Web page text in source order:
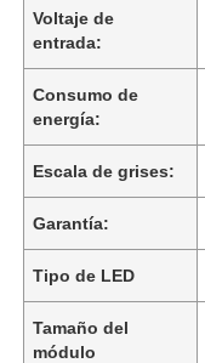
Voltaje de
entrada:
Consumo de
energía:
Escala de grises:
Garantía:
Tipo de LED
Tamaño del
módulo